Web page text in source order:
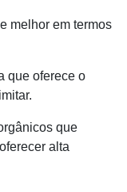
melhor em termos
que oferece o
que
alta